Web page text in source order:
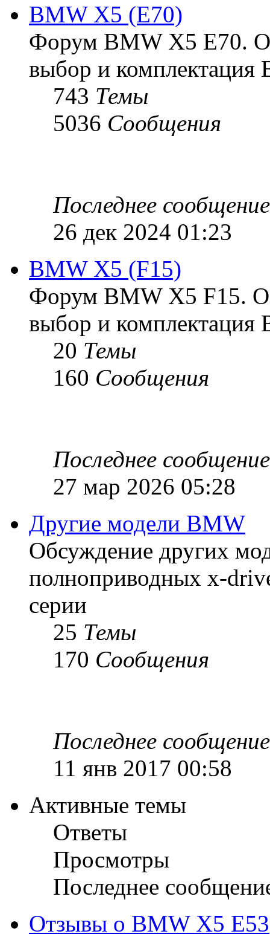
BMW X5 (E70)
Форум BMW X5 E70.
выбор и комплектация
743 Темы
5036 Сообщения
Последнее сообщение
26 дек 2024 01:23
BMW X5 (F15)
Форум BMW X5 F15.
выбор и комплектация
20 Темы
160 Сообщения
Последнее сообщение
27 мар 2026 05:28
Другие модели BMW
Обсуждение других
полноприводных x-
серии
25 Темы
170 Сообщения
Последнее сообщение
11 янв 2017 00:58
Активные темы
Ответы
Просмотры
Последнее
Отзывы о BMW X5 E53